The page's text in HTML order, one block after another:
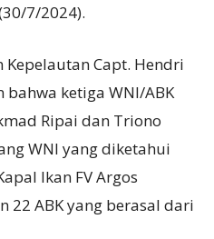
7/2024).
Capt. Hendri
ketiga WNI/ABK
Ripai dan Triono
WNI yang diketahui
Ikan FV Argos
22 ABK yang berasal dari